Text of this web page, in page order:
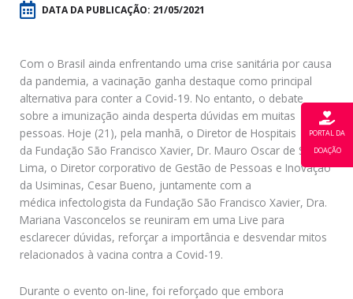
PORTAL DA
DOAÇÃO
DATA DA PUBLICAÇÃO: 21/05/2021
Com o Brasil ainda enfrentando uma crise sanitária por causa
da pandemia, a vacinação ganha destaque como principal
alternativa para conter a Covid-19. No entanto, o debate
sobre a imunização ainda desperta dúvidas em muitas
pessoas. Hoje (21), pela manhã, o Diretor de Hospitais
da Fundação São Francisco Xavier, Dr. Mauro Oscar de Souza
Lima, o Diretor corporativo de Gestão de Pessoas e Inovação
da Usiminas, Cesar Bueno, juntamente com a
médica infectologista da Fundação São Francisco Xavier, Dra.
Mariana Vasconcelos se reuniram em uma Live para
esclarecer dúvidas, reforçar a importância e desvendar mitos
relacionados à vacina contra a Covid-19.
Durante o evento on-line, foi reforçado que embora